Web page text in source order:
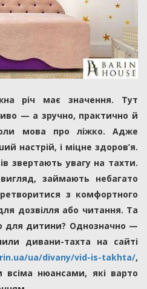
річ має значення. Тут
— а зручно, практично й
мова про ліжко. Адже
настрій, і міцне здоров’я.
звертають увагу на тахти.
займають небагато
з комфортного
дозвілля або читання. Та
для дитини? Однозначно —
дивани-тахта на сайті
ua/divany/vid-is-takhta/,
нюансами, які варто